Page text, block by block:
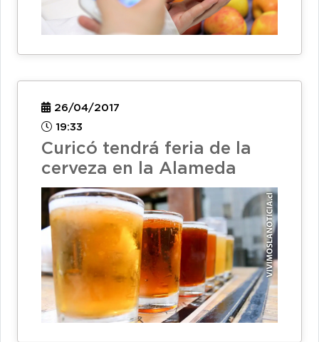
26/04/2017
19:33
Curicó tendrá feria de la
cerveza en la Alameda